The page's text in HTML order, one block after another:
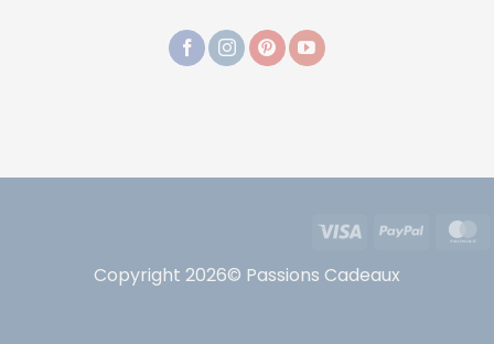
Copyright 2026© Passions Cadeaux
Visa PayPal